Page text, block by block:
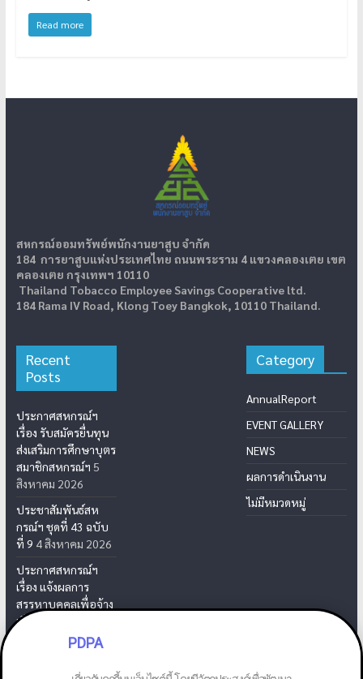
Read more
สหกรณ์ออมทรัพย์พนักงานยาสูบ จำกัด
184 การยาสูบแห่งประเทศไทย ถนนพระราม 4 แขวงคลองเตย เขต
คลองเตย กรุงเทพฯ 10110
Thailand Tobacco Employee Savings Cooperative ltd.
184 Rama IV Road, Klong Toey Bangkok, 10110 Thailand.
Recent
Posts
ประกาศสหกรณ์ฯ
เรื่อง รับสมัครยื่นทุน
ส่งเสริมการศึกษาบุตร
สมาชิกสหกรณ์ฯ 5
สิงหาคม 2026
ประชาสัมพันธ์สห
กรณ์ฯ ชุดที่ 43 ฉบับ
ที่ 9 4 สิงหาคม 2026
ประกาศสหกรณ์ฯ
เรื่อง แจ้งผลการ
สรรหาบุคคลเพื่อจ้าง
เป็นเจ้าหน้าที่สห
31 กรกฎาคม
Category
AnnualReport
EVENT GALLERY
NEWS
ผลการดำเนินงาน
ไม่มีหมวดหมู่
PDPA